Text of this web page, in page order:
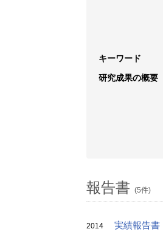
キーワード
研究成果の概要
報告書 (5件)
2014 実績報告書